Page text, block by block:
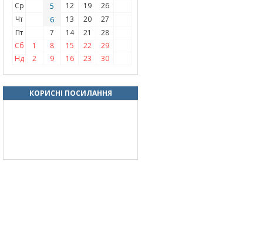
Ср
5 12 19
26
Чт
6 13 20
27
Пт
7 14 21
28
Сб
1 8 15 22
29
Нд
2 9 16 23 30
КОРИСНІ ПОСИЛАННЯ